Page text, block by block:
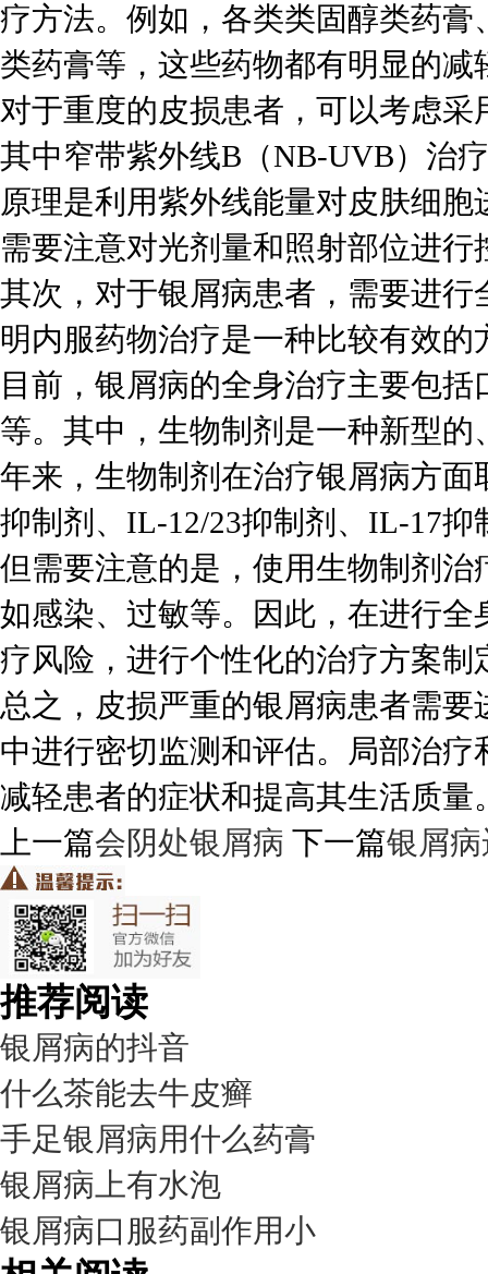
疗方法。例如，各类类固醇类药
类药膏等，这些药物都有明显的
对于重度的皮损患者，可以考虑采
其中窄带紫外线B（NB-UVB）治
原理是利用紫外线能量对皮肤细
需要注意对光剂量和照射部位进
其次，对于银屑病患者，需要进
明内服药物治疗是一种比较有效的
目前，银屑病的全身治疗主要包
等。其中，生物制剂是一种新型
年来，生物制剂在治疗银屑病方
抑制剂、IL-12/23抑制剂、IL-17抑
但需要注意的是，使用生物制剂
如感染、过敏等。因此，在进行
疗风险，进行个性化的治疗方案制
总之，皮损严重的银屑病患者需
中进行密切监测和评估。局部治
减轻患者的症状和提高其生活质量
上一篇会阴处银屑病 下一篇银屑
推荐阅读
银屑病的抖音
什么茶能去牛皮癣
手足银屑病用什么药膏
银屑病上有水泡
银屑病口服药副作用小